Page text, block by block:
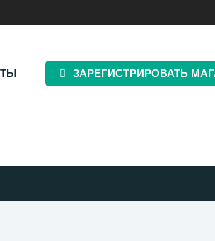
ЗАРЕГИСТРИРОВАТЬ